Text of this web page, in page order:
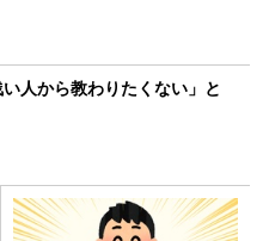
人から教わりたくない」と